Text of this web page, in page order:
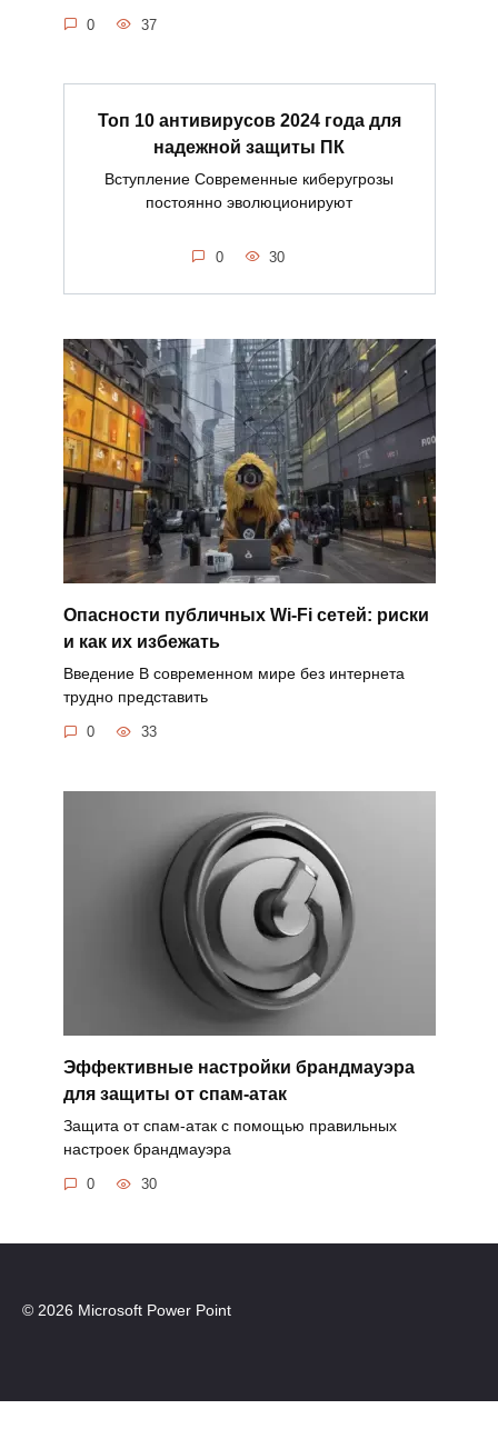
0 37
Топ 10 антивирусов 2024 года для
надежной защиты ПК
Вступление Современные киберугрозы
постоянно эволюционируют
0 30
Опасности публичных Wi-Fi сетей: риски
и как их избежать
Введение В современном мире без интернета
трудно представить
0 33
Эффективные настройки брандмауэра
для защиты от спам-атак
Защита от спам-атак с помощью правильных
настроек брандмауэра
0 30
© 2026 Microsoft Power Point